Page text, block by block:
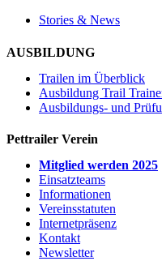
Stories & News
AUSBILDUNG
Trailen im Überblick
Ausbildung Trail
Ausbildungs- und
Pettrailer Verein
Mitglied werden 2025
Einsatzteams
Informationen
Vereinsstatuten
Internetpräsenz
Kontakt
Newsletter